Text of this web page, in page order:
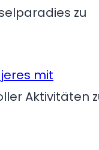
zu
mit
Aktivitäten